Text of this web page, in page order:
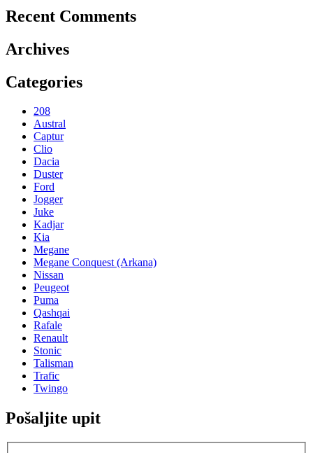
Recent Comments
Archives
Categories
208
Austral
Captur
Clio
Dacia
Duster
Ford
Jogger
Juke
Kadjar
Kia
Megane
Megane Conquest (Arkana)
Nissan
Peugeot
Puma
Qashqai
Rafale
Renault
Stonic
Talisman
Trafic
Twingo
Pošaljite upit